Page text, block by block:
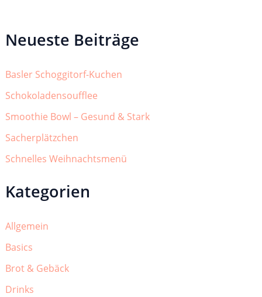
Neueste Beiträge
Basler Schoggitorf-Kuchen
Schokoladensoufflee
Smoothie Bowl – Gesund & Stark
Sacherplätzchen
Schnelles Weihnachtsmenü
Kategorien
Allgemein
Basics
Brot & Gebäck
Drinks